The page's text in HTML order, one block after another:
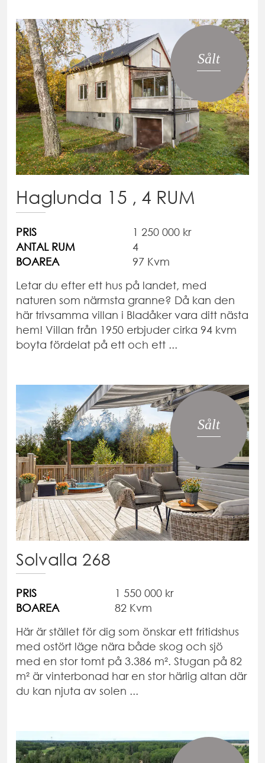
Sålt
Haglunda 15 , 4 RUM
PRIS
1 250 000 kr
ANTAL RUM
4
BOAREA
97 Kvm
Letar du efter ett hus på landet, med
naturen som närmsta granne? Då kan den
här trivsamma villan i Bladåker vara ditt nästa
hem! Villan från 1950 erbjuder cirka 94 kvm
boyta fördelat på ett och ett ...
Sålt
Solvalla 268
PRIS
1 550 000 kr
BOAREA
82 Kvm
Här är stället för dig som önskar ett fritidshus
med ostört läge nära både skog och sjö
med en stor tomt på 3.386 m². Stugan på 82
m² är vinterbonad har en stor härlig altan där
du kan njuta av solen ...